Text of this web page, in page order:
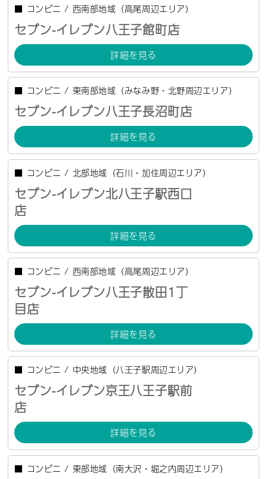
■ コンビニ / 西南部地域（高尾周辺エリア）
セブン-イレブン八王子館町店
詳細を見る
■ コンビニ / 東南部地域（みなみ野・北野周辺エリア）
セブン-イレブン八王子長沼町店
詳細を見る
■ コンビニ / 北部地域（石川・加住周辺エリア）
セブン-イレブン北八王子駅西口
店
詳細を見る
■ コンビニ / 西南部地域（高尾周辺エリア）
セブン-イレブン八王子散田1丁
目店
詳細を見る
■ コンビニ / 中央地域（八王子駅周辺エリア）
セブン-イレブン京王八王子駅前
店
詳細を見る
■ コンビニ / 東部地域（南大沢・堀之内周辺エリア）